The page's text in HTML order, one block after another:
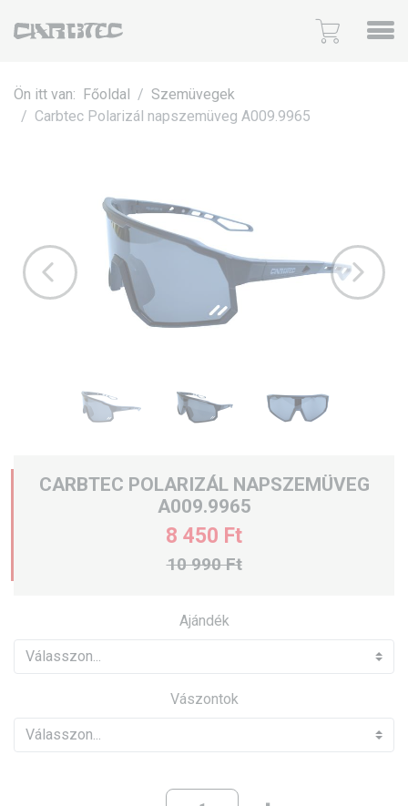
Ön itt van: Főoldal
Szemüvegek
Carbtec Polarizál napszemüveg A009.9965
CARBTEC POLARIZÁL NAPSZEMÜVEG
A009.9965
10 990 Ft
8 450 Ft
Ajándék
Vászontok